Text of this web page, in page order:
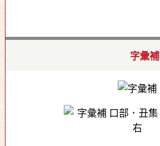
字彙補